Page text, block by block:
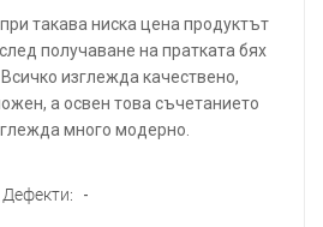
такава ниска цена продуктът
получаване на пратката бях
изглежда качествено,
а освен това съчетанието
много модерно.
Дефекти -